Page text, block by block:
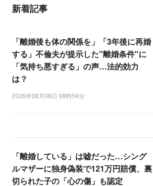
新着記事
「離婚後も体の関係を」「3年後に再婚
する」不倫夫が提示した"離婚条件"に
「気持ち悪すぎる」の声…法的効力
は？
2026年08月08日 08時59分
「離婚している」は嘘だった…シング
ルマザーに独身偽装で121万円賠償、裏
切られた子の「心の傷」も認定